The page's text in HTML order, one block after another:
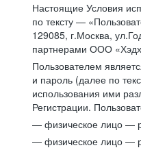
Настоящие Условия
по тексту —
129085, г.Москва,
партнерами ООО
Пользователем
и пароль (далее по
использования ими
Регистрации.
— физическое лицо —
— физическое лицо —